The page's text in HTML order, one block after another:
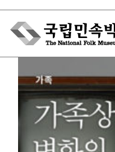
Skip
content
박물관에서는
민속이야기